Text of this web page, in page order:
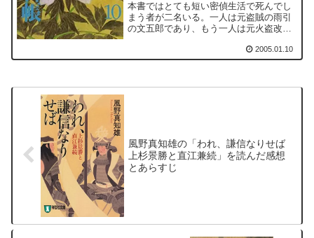
本書ではとても短い密偵生活で死んでし
まう者が二名いる。一人は元盗賊の雨引
の文五郎であり、もう一人は元火盗改方
じみの密偵同様に活躍するのかと思いき
や、この巻だけの登場となってしまっ
2005.01.10
風野真知雄の「われ、謙信なりせば
上杉景勝と直江兼続」を読んだ感想
とあらすじ